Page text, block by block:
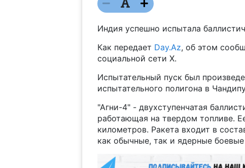
Индия успешно испытала
Как передает Day.Az, об этом
социальной сети X.
Испытательный пуск был
испытательного полигона в
"Агни-4" - двухступенчатая
работающая на твердом топливе.
километров. Ракета входит в
как обычные, так и ядерные боевые